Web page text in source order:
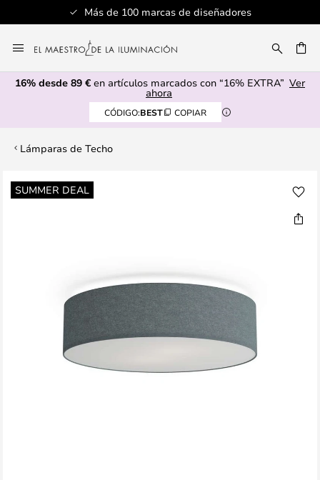
Más de 100 marcas de diseñadores
al
contenido
16% desde 89 € en artículos marcados con “16% EXTRA” Ver
ahora
CÓDIGO:BEST COPIAR
Lámparas de Techo
SUMMER DEAL
Saltar
al